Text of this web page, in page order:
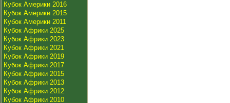
Кубок Америки 2016
Кубок Америки 2015
Кубок Америки 2011
Кубок Африки 2025
Кубок Африки 2023
Кубок Африки 2021
Кубок Африки 2019
Кубок Африки 2017
Кубок Африки 2015
Кубок Африки 2013
Кубок Африки 2012
Кубок Африки 2010